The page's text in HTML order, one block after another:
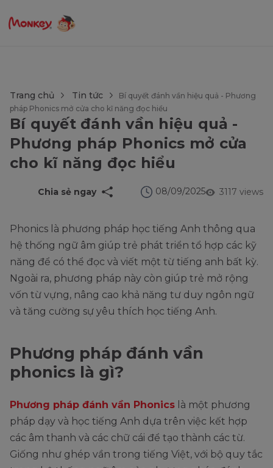
Trang chủ Tin tức
Bí quyết đánh vần hiệu quả - Phương
pháp Phonics mở cửa cho kĩ năng đọc hiểu
Bí quyết đánh vần hiệu quả -
Phương pháp Phonics mở cửa
cho kĩ năng đọc hiểu
3117 views
08/09/2025
Chia sẻ ngay
Phonics là phương pháp học tiếng Anh thông qua
hệ thống ngữ âm giúp trẻ phát triển tổ hợp các kỹ
năng để có thể đọc và viết một từ tiếng anh bất kỳ.
Ngoài ra, phương pháp này còn giúp trẻ mở rộng
vốn từ vựng, nâng cao khả năng tư duy ngôn ngữ
và tăng cường sự yêu thích học tiếng Anh.
Phương pháp đánh vần
phonics là gì?
Phương pháp đánh vần Phonics là một phương
pháp dạy và học tiếng Anh dựa trên việc kết hợp
các âm thanh và các chữ cái để tạo thành các từ.
Giống như ghép vần trong tiếng Việt, với bộ quy tắc